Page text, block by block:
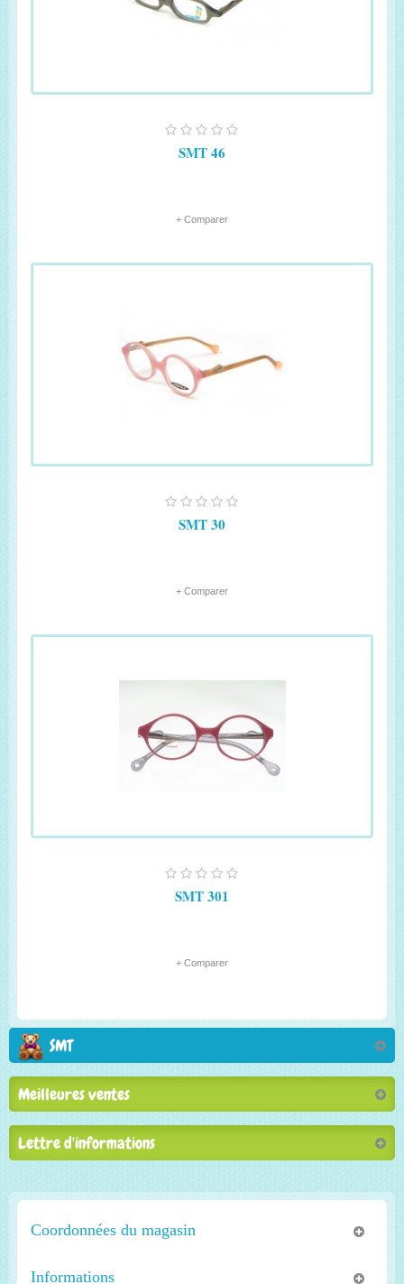
SMT 46
+ Comparer
SMT 30
+ Comparer
SMT 301
+ Comparer
SMT
Meilleures ventes
Lettre d'informations
Coordonnées du magasin
Informations